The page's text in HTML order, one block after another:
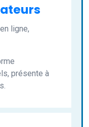
ligne,
présente à